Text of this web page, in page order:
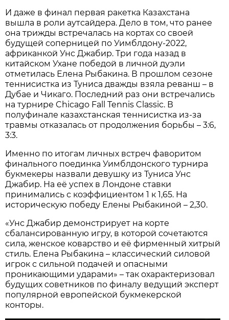
И даже в финал первая ракетка Казахстана
вышла в роли аутсайдера. Дело в том, что ранее
она трижды встречалась на кортах со своей
будущей соперницей по Уимблдону-2022,
африканкой Унс Джабир. Три года назад в
китайском Ухане победой в личной дуэли
отметилась Елена Рыбакина. В прошлом сезоне
теннисистка из Туниса дважды взяла реванш – в
Дубае и Чикаго. Последний раз они встречались
на турнире Chicago Fall Tennis Classic. В
полуфинале казахстанская теннисистка из-за
травмы отказалась от продолжения борьбы – 3:6,
3:3.
Именно по итогам личных встреч фаворитом
финального поединка Уимблдонского турнира
букмекеры назвали девушку из Туниса Унс
Джабир. На её успех в Лондоне ставки
принимались с коэффициентом 1 к 1,65. На
историческую победу Елены Рыбакиной – 2,30.
«Унс Джабир демонстрирует на корте
сбалансированную игру, в которой сочетаются
сила, женское коварство и её фирменный хитрый
стиль. Елена Рыбакина – классический силовой
игрок с сильной подачей и опасными
проникающими ударами» – так охарактеризовал
будущих советников по финалу ведущий эксперт
популярной европейской букмекерской
конторы.